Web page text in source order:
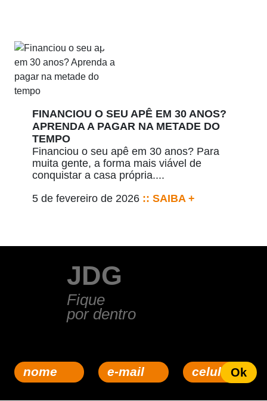
FINANCIOU O SEU APÊ EM 30 ANOS?
APRENDA A PAGAR NA METADE DO
TEMPO
Financiou o seu apê em 30 anos? Para
muita gente, a forma mais viável de
conquistar a casa própria....
5 de fevereiro de 2026 :: SAIBA +
JDG
Fique
por dentro